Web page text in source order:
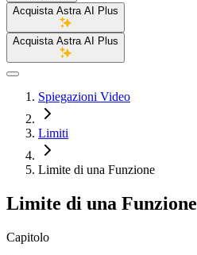
Acquista Astra AI Plus
Acquista Astra AI Plus
Spiegazioni Video
Limiti
Limite di una Funzione
Limite di una Funzione
Capitolo